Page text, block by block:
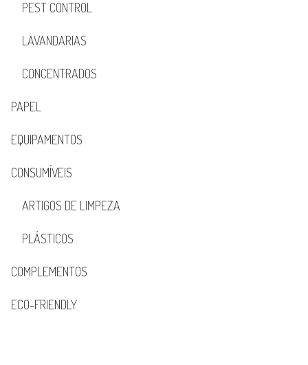
PEST CONTROL
LAVANDARIAS
CONCENTRADOS
PAPEL
EQUIPAMENTOS
CONSUMÍVEIS
ARTIGOS DE LIMPEZA
PLÁSTICOS
COMPLEMENTOS
ECO-FRIENDLY